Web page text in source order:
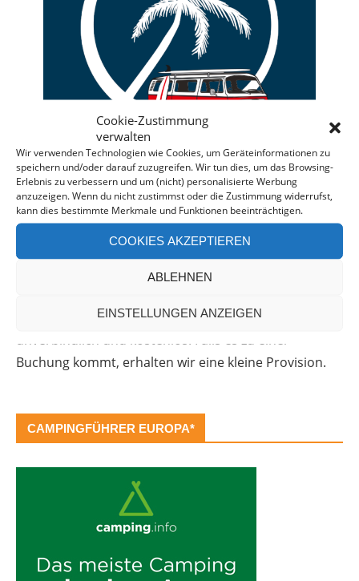
Cookie-Zustimmung
verwalten
Wir verwenden Technologien wie Cookies, um Geräteinformationen zu
speichern und/oder darauf zuzugreifen. Wir tun dies, um das Browsing-
Erlebnis zu verbessern und um (nicht) personalisierte Werbung
anzuzeigen. Wenn du nicht zustimmst oder die Zustimmung widerrufst,
kann dies bestimmte Merkmale und Funktionen beeinträchtigen.
COOKIES AKZEPTIEREN
ABLEHNEN
EINSTELLUNGEN ANZEIGEN
Deine individuelle Beratung bei der Campermiete
in Deutschland und Europa.
Bei einer Anfrage über diesen Banner erhältst Du
Offenlegung: Die Anfrage bei der Camper Oase ist
unverbindlich und kostenlos. Falls es zu einer
Buchung kommt, erhalten wir eine kleine Provision.
CAMPINGFÜHRER EUROPA*